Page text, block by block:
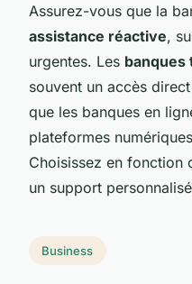
Assurez-vous que la
assistance réactive,
urgentes. Les banques
souvent un accès
que les banques en
plateformes
Choisissez en fonction
un support
Business